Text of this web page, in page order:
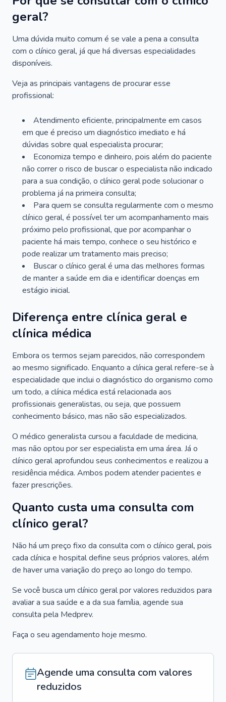
geral?
Uma dúvida muito comum é se vale a pena a consulta
com o clínico geral, já que há diversas especialidades
disponíveis.
Veja as principais vantagens de procurar esse
profissional:
Atendimento eficiente, principalmente em casos
em que é preciso um diagnóstico imediato e há
dúvidas sobre qual especialista procurar;
Economiza tempo e dinheiro, pois além do paciente
não correr o risco de buscar o especialista não indicado
para a sua condição, o clínico geral pode solucionar o
problema já na primeira consulta;
Para quem se consulta regularmente com o mesmo
clínico geral, é possível ter um acompanhamento mais
próximo pelo profissional, que por acompanhar o
paciente há mais tempo, conhece o seu histórico e
pode realizar um tratamento mais preciso;
Buscar o clínico geral é uma das melhores formas
de manter a saúde em dia e identificar doenças em
estágio inicial.
Diferença entre clínica geral e
clínica médica
Embora os termos sejam parecidos, não correspondem
ao mesmo significado. Enquanto a clínica geral refere-se à
especialidade que inclui o diagnóstico do organismo como
um todo, a clínica médica está relacionada aos
profissionais generalistas, ou seja, que possuem
conhecimento básico, mas não são especializados.
O médico generalista cursou a faculdade de medicina,
mas não optou por ser especialista em uma área. Já o
clínico geral aprofundou seus conhecimentos e realizou a
residência médica. Ambos podem atender pacientes e
fazer prescrições.
Quanto custa uma consulta com
clínico geral?
Não há um preço fixo da consulta com o clínico geral, pois
cada clínica e hospital define seus próprios valores, além
de haver uma variação do preço ao longo do tempo.
Se você busca um clínico geral por valores reduzidos para
avaliar a sua saúde e a da sua família, agende sua
consulta pela Medprev.
Faça o seu agendamento hoje mesmo.
Agende uma consulta com valores
reduzidos